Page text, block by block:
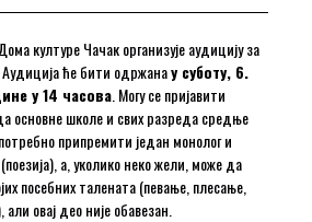
културе Чачак организује аудицију за
Аудиција ће бити одржанау суботу, 6.
у 14 часова . Могу се пријавити
основне школе и свих разреда средње
припремити један монолог и
а, уколико неко жели, може да
посебних талената (певање, плесање,
овај део није обавезан.